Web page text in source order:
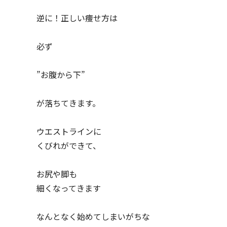
逆に！正しい痩せ方は
必ず
”お腹から下”
が落ちてきます。
ウエストラインに
くびれができて、
お尻や脚も
細くなってきます
なんとなく始めてしまいがちな